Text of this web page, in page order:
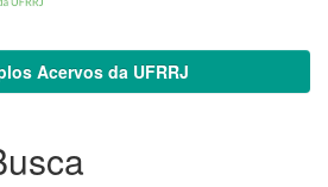
Acervos da UFRRJ